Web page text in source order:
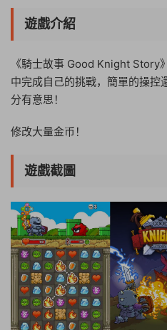
遊戲介紹
《騎士故事 Good Knight Story
中完成自己的挑戰，簡單的操控
分有意思！
修改大量金币！
遊戲截圖